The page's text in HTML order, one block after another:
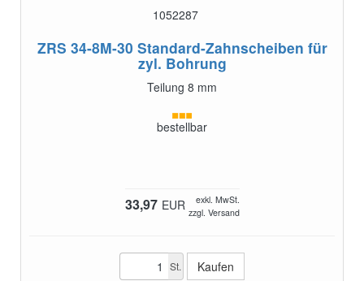
1052287
ZRS 34-8M-30 Standard-Zahnscheiben für
zyl. Bohrung
Teilung 8 mm
bestellbar
33,97 EUR
exkl. MwSt.
zzgl. Versand
St.